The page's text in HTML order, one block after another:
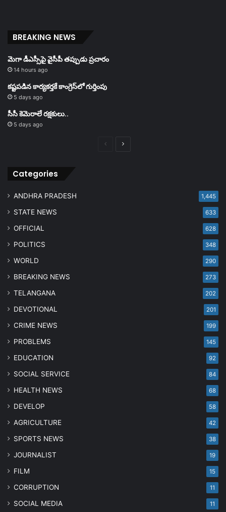
BREAKING NEWS
మెగా డీఎస్సీపై వైసీపీ తప్పుడు ప్రచారం
14 hours ago
కష్టపడిన కార్యకర్తకే కాంగ్రెస్‌లో గుర్తింపు
5 days ago
సీసీ కెమెరాలే రక్షకులు..
5 days ago
PreviousNext
Categories
ANDHRA PRADESH 1,445
STATE NEWS 633
OFFICIAL 628
POLITICS 348
WORLD 290
BREAKING NEWS 273
TELANGANA 202
DEVOTIONAL 201
CRIME NEWS 199
PROBLEMS 145
EDUCATION 92
SOCIAL SERVICE 84
HEALTH NEWS 68
DEVELOP 58
AGRICULTURE 42
SPORTS NEWS 38
JOURNALIST 19
FILM 15
CORRUPTION 11
SOCIAL MEDIA 11